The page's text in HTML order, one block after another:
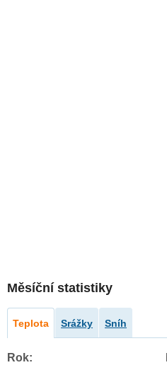
Měsíční statistiky
Teplota Srážky Sníh
Rok: